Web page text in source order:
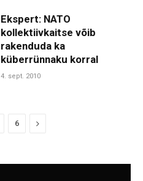
Ekspert: NATO
kollektiivkaitse võib
rakenduda ka
küberrünnaku korral
4. sept. 2010
6 Next